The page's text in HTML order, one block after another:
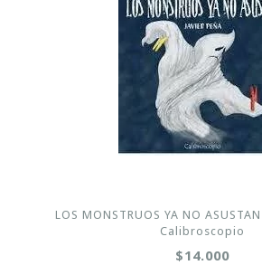
LOS MONSTRUOS YA NO
Calibroscopio
$14.000